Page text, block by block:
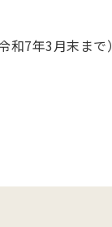
7年3月末まで）